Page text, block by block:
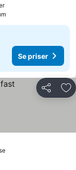
Se priser
Se priser
Del
Se priser